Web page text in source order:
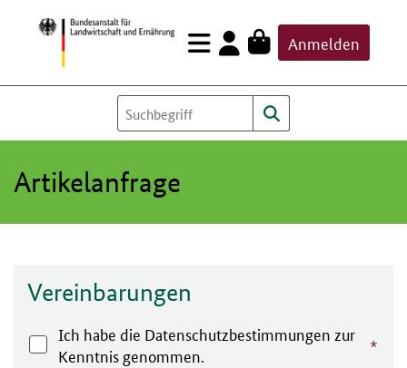
Zum
Inhalt
springen
Anmelden
Artikelanfrage
Vereinbarungen
Ich habe die Datenschutzbestimmungen zur
Kenntnis genommen.